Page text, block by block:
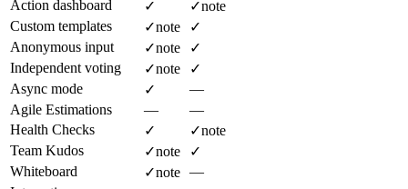
Action dashboard
✓ ✓note
Custom templates
✓note
✓
Anonymous input
✓note
✓
Independent voting
✓note
✓
Async mode
✓
—
Agile Estimations
—
—
Health Checks
✓ ✓note
Team Kudos
✓note
✓
Whiteboard
✓note —